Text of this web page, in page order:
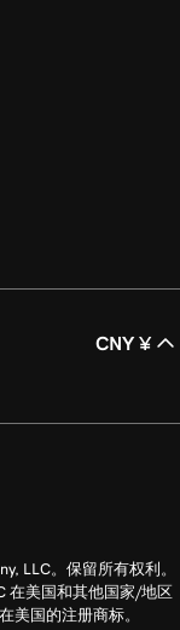
CNY ¥
LLC。保留所有权利。
在美国和其他国家/地区
美国的注册商标。